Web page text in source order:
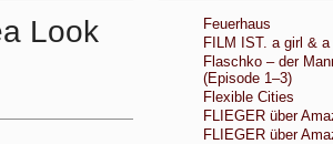
Look
Feuerhaus
FILM IST. a girl & a
Flaschko – der
(Episode 1–3)
Flexible Cities
FLIEGER über
FLIEGER über